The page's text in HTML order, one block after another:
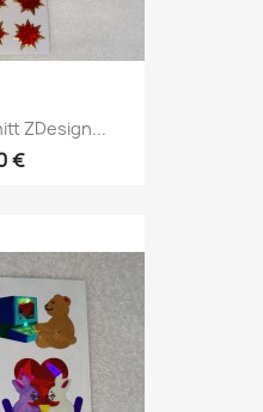
ZDesign...
€